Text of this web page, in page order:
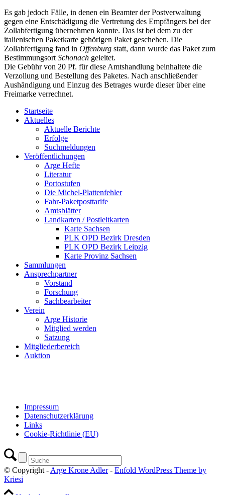
Es gab jedoch Fälle, in denen ein Beamter der Postverwaltung
gegen eine Entschädigung die Vertretung des Empfängers bei der
Zollabfertigung übernehmen konnte. Das ist bei dem zu der
italienischen Paketkarte gehörigen Paket geschehen. Die
Zollabfertigung fand in Offenburg statt, dann wurde das Paket zum
Bestimmungsort Schonach geleitet.
Die Gebühr von 20 Pf. für diese Amtshandlung beinhaltete die
Verzollung und Bestellung des Paketes. Nach anschließender
Aushändigung und Einzug des Betrages wurde dieser über eine
Freimarke verrechnet.
Startseite
Aktuelles
Aktuelle Berichte
Erfolge
Suchmeldungen
Veröffentlichungen
Arge Hefte
Literatur
Portostufen
Die Michel-Plattenfehler
Fahr-Paketposttarife
Amtsblätter
Landkarten / Postleitkarten
Karte Sachsen
PLK OPD Bezirk Dresden
PLK OPD Bezirk Leipzig
Karte Provinz Sachsen
Sammlungen
Ansprechpartner
Vorstand
Forschung
Sachbearbeiter
Verein
Arge Historie
Mitglied werden
Satzung
Mitgliederbereich
Auktion
Impressum
Datenschutzerklärung
Links
Cookie-Richtlinie (EU)
© Copyright - Arge Krone Adler- Enfold WordPress Theme by
Kriesi